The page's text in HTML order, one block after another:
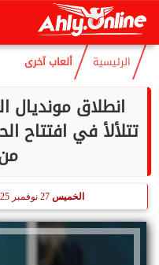
السبت
الرئيسية ألعاب آخرى
انطلاق مونديال
الخميس